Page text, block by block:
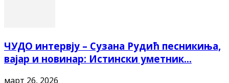
ЧУДО интервју – Сузана Рудић песникиња,
вајар и новинар: Истински уметник...
март 26, 2026